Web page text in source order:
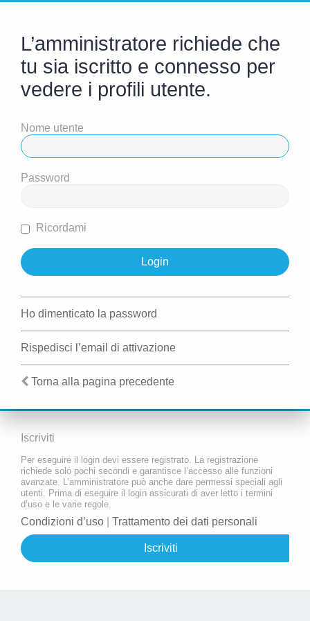
L’amministratore richiede che
tu sia iscritto e connesso per
vedere i profili utente.
Nome utente
Password
Ricordami
Ho dimenticato la password
Rispedisci l’email di attivazione
Torna alla pagina precedente
Iscriviti
Per eseguire il login devi essere registrato. La registrazione
richiede solo pochi secondi e garantisce l’accesso alle funzioni
avanzate. L’amministratore può anche dare permessi speciali agli
utenti. Prima di eseguire il login assicurati di aver letto i termini
d’uso e le varie regole.
Condizioni d’uso Trattamento dei dati personali
Iscriviti